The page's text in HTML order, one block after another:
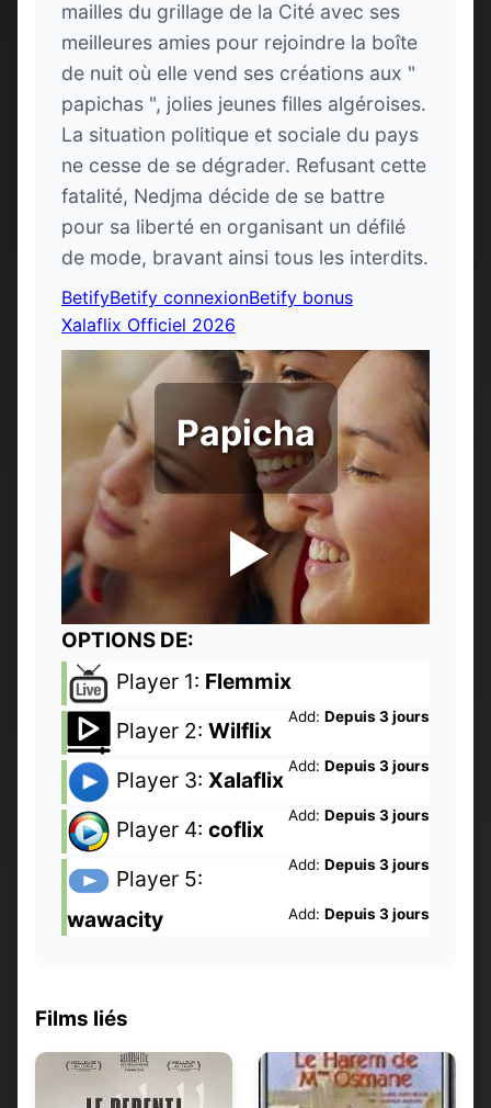
mailles du grillage de la Cité avec ses
meilleures amies pour rejoindre la boîte
de nuit où elle vend ses créations aux "
papichas ", jolies jeunes filles algéroises.
La situation politique et sociale du pays
ne cesse de se dégrader. Refusant cette
fatalité, Nedjma décide de se battre
pour sa liberté en organisant un défilé
de mode, bravant ainsi tous les interdits.
BetifyBetify connexionBetify bonus
Xalaflix Officiel 2026
Papicha
OPTIONS DE:
Player 1: Flemmix
Add: Depuis 3 jours
Player 2: Wilflix
Add: Depuis 3 jours
Player 3: Xalaflix
Add: Depuis 3 jours
Player 4: coflix
Add: Depuis 3 jours
Player 5:
wawacity
Add: Depuis 3 jours
Films liés